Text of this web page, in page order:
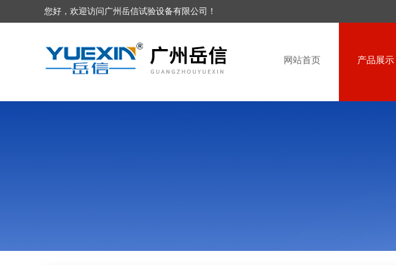
您好，欢迎访问广州岳信试验设备有限公司！
网站首页 产品展示